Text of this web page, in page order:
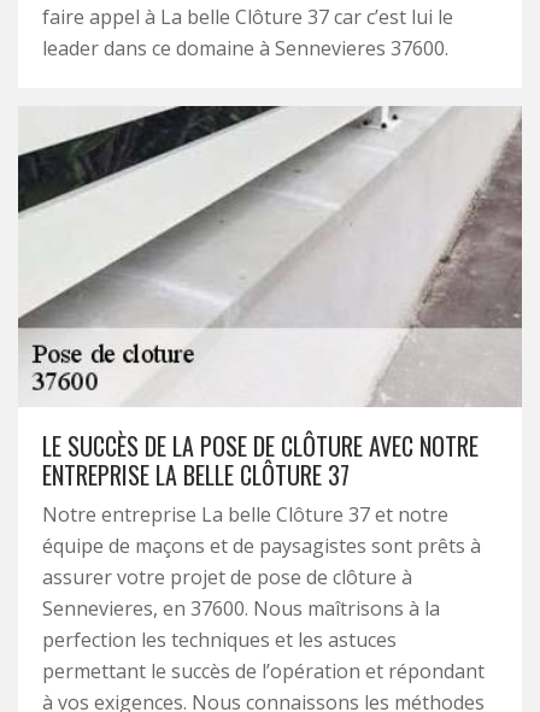
faire appel à La belle Clôture 37 car c’est lui le
leader dans ce domaine à Sennevieres 37600.
LE SUCCÈS DE LA POSE DE CLÔTURE AVEC NOTRE
ENTREPRISE LA BELLE CLÔTURE 37
Notre entreprise La belle Clôture 37 et notre
équipe de maçons et de paysagistes sont prêts à
assurer votre projet de pose de clôture à
Sennevieres, en 37600. Nous maîtrisons à la
perfection les techniques et les astuces
permettant le succès de l’opération et répondant
à vos exigences. Nous connaissons les méthodes